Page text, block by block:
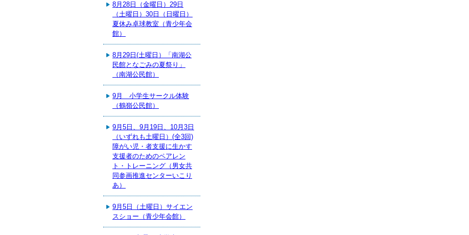
8月28日（金曜日）29日
（土曜日）30日（日曜日）
夏休み卓球教室（青少年会
館）
8月29日(土曜日）「南湖公
民館となごみの夏祭り」
（南湖公民館）
9月 小学生サークル体験
（鶴嶺公民館）
9月5日、9月19日、10月3日
（いずれも土曜日）(全3回)
障がい児・者支援に生かす
支援者のためのペアレン
ト・トレーニング（男女共
同参画推進センターいこり
あ）
9月5日（土曜日）サイエン
スショー（青少年会館）